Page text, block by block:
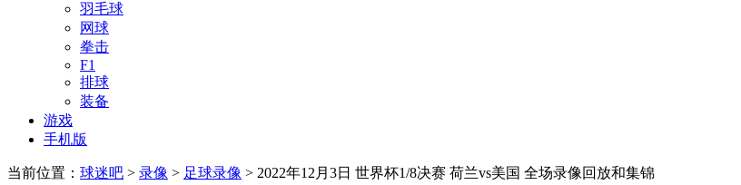
羽毛球
网球
拳击
F1
排球
装备
游戏
手机版
当前位置： 球迷吧 > 录像 > 足球录像 > 2022年12月3日 世界杯1/8决赛 荷兰vs美国 全场录像回放和集锦